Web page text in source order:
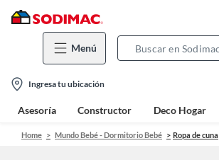
Menú
location-
icon
Ingresa tu ubicación
Asesoría Constructor Deco Hogar
Home Mundo Bebé - Dormitorio Bebé Ropa de cuna